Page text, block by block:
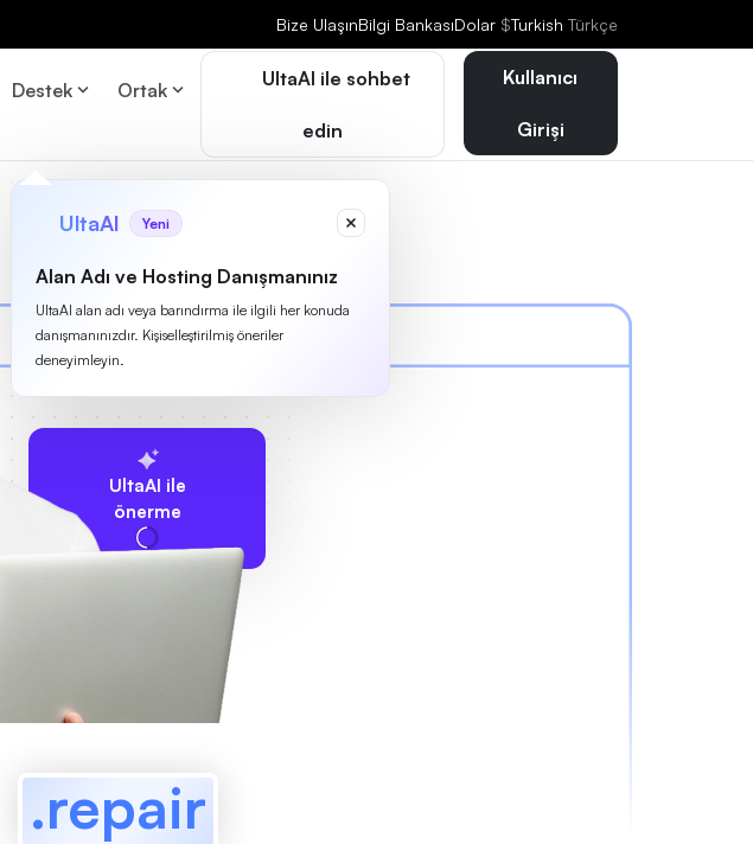
Bize UlaşınBilgi BankasıDolar $Turkish Türkçe
Destek Ortak UltaAI ile sohbet
edin
UltaAI Yeni
Alan Adı ve Hosting Danışmanınız
UltaAI alan adı veya barındırma ile ilgili her konuda
danışmanınızdır. Kişiselleştirilmiş öneriler
deneyimleyin.
Kullanıcı
Girişi
UltaAI ile
önerme
.repair